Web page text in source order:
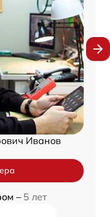
Иванов
– 5 лет